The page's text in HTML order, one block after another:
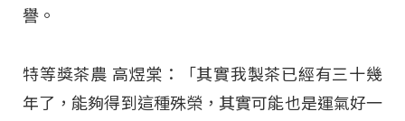
譽。
特等獎茶農 高煜棠：「其實我製茶已經有三十幾
年了，能夠得到這種殊榮，其實可能也是運氣好一